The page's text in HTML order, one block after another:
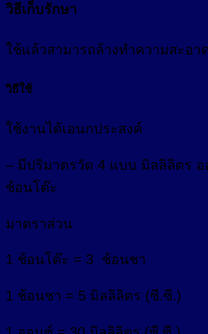
วิธีเก็บรักษา
ใช้แล้วสามารถล้างทำความสะอา
วิธีใช้
ใช้งานได้เอนกประสงค์
– มีปริมาตรวัด 4 แบบ มิลลิลิตร
ช้อนโต๊ะ
มาตราส่วน
1 ช้อนโต๊ะ = 3 ช้อนชา
1 ช้อนชา = 5 มิลลิลิตร (ซี.ซี.)